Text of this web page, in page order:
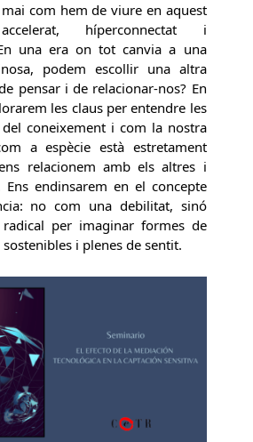
mai com hem de viure en aquest
híperconnectat i
una era on tot canvia a una
podem escollir una altra
pensar i de relacionar-nos? En
les claus per entendre les
del coneixement i com la nostra
a espècie està estretament
relacionem amb els altres i
endinsarem en el concepte
no com una debilitat, sinó
per imaginar formes de
i plenes de sentit.